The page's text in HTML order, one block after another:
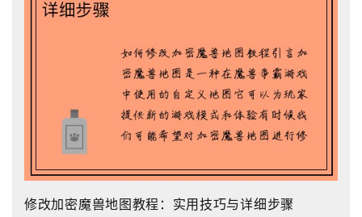
修改加密魔兽地图教程：实用技巧与详细步骤